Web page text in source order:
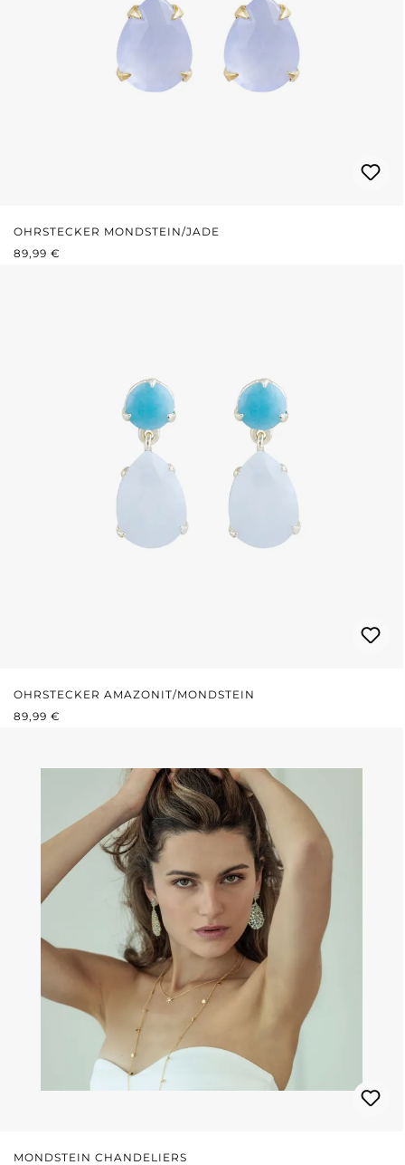
OHRSTECKER MONDSTEIN/JADE
REGULÄRER PREIS:
89,99 €
OHRSTECKER AMAZONIT/MONDSTEIN
REGULÄRER PREIS:
89,99 €
MONDSTEIN CHANDELIERS